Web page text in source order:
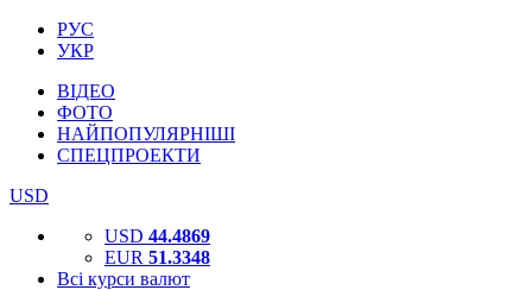
РУС
УКР
ВІДЕО
ФОТО
НАЙПОПУЛЯРНІШІ
СПЕЦПРОЕКТИ
USD
USD 44.4869
EUR 51.3348
Всі курси валют